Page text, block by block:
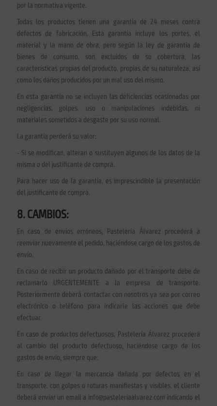
por la normativa vigente.
Todas los productos tienen una garantía de 24 meses contra
defectos de fabricación. Esta garantía incluye los portes, el
material y la mano de obra, pero según la ley de garantía de
bienes de consumo, son excluidos de su cobertura, las
características propias del producto, propias de su naturaleza, así
como los daños producidos por un mal uso del mismo.
En esta garantía no se incluyen las deficiencias ocasionadas por
negligencias, golpes, uso o manipulaciones indebidas, ni
materiales sometidos a desgaste por su uso normal.
La garantía perderá su valor:
- Si se modifican, alteran o sustituyen algunos de los datos de la
misma o del justificante de compra.
Para hacer uso de la garantía, es imprescindible la presentación
del justificante de compra.
8. CAMBIOS:
En caso de envíos erróneos, Pastelería Álvarez procederá a
reenviar nuevamente el pedido, haciéndose cargo de los gastos de
envío.
En caso de recibir un producto dañado por el transporte debe de
reclamarlo URGENTEMENTE a la empresa de transporte.
Posteriormente deberá contactar con nosotros ya sea por correo
electrónico o teléfono para indicarle las acciones que debe
efectuar.
En caso de productos defectuosos, Pastelería Álvarez procederá
al cambio del producto defectuoso, haciéndose cargo de los
gastos de envío, siempre que:
En caso de llegar la mercancía dañada por defectos en el
transporte, con golpes o roturas manifiestas y visibles, el cliente
deberá enviar un email a info@pasteleriaalvarez.com indicando el